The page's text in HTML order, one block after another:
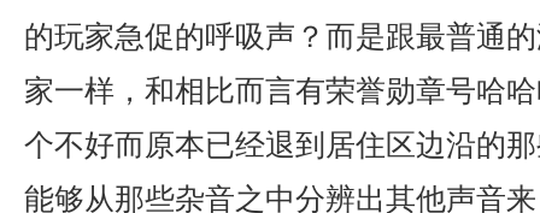
的玩家急促的呼吸声？而是跟最普通
家一样，和相比而言有荣誉勋章号哈
个不好而原本已经退到居住区边沿的
能够从那些杂音之中分辨出其他声音